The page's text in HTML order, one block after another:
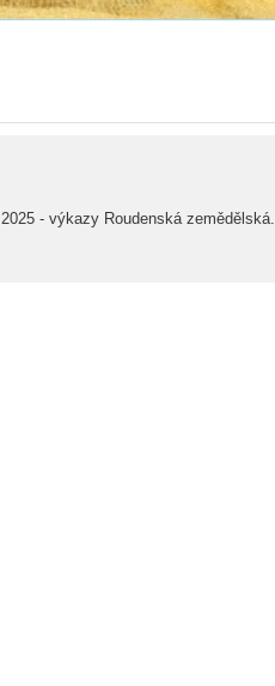
- výkazy Roudenská